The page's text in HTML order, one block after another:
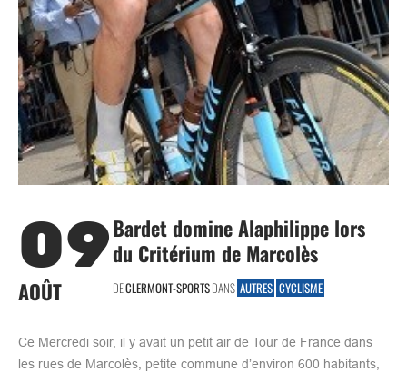
09
AOÛT
Bardet domine Alaphilippe lors
du Critérium de Marcolès
DECLERMONT-SPORTSDANS AUTRES CYCLISME
Ce Mercredi soir, il y avait un petit air de Tour de France dans
les rues de Marcolès, petite commune d’environ 600 habitants,